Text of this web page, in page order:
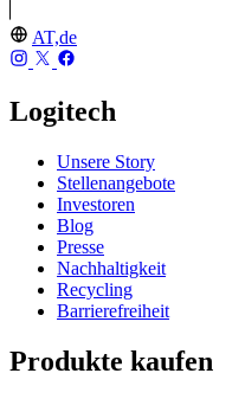
AT,de
Logitech
Unsere Story
Stellenangebote
Investoren
Blog
Presse
Nachhaltigkeit
Recycling
Barrierefreiheit
Produkte kaufen